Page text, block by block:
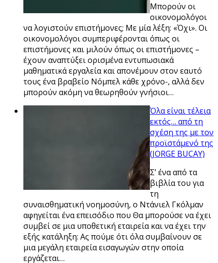
Μπορούν οι
οικονομολόγοι
να λογιστούν επιστήμονες; Με μία λέξη: «Όχι». Οι
οικονομολόγοι συμπεριφέρονται όπως οι
επιστήμονες και μιλούν όπως οι επιστήμονες –
έχουν αναπτύξει ορισμένα εντυπωσιακά
μαθηματικά εργαλεία και απονέμουν στον εαυτό
τους ένα βραβείο Νόμπελ κάθε χρόνο-, αλλά δεν
μπορούν ακόμη να θεωρηθούν γνήσιοι…
Όλα είναι τέλεια
εκτός… από τη
σχέση της με τον
προϊστάμενό της
(JORGE BUCAY)
Σ’ ένα από τα
βιβλία του για
τη
συναισθηματική νοημοσύνη, ο Ντάνιελ Γκόλμαν
αφηγείται ένα επεισόδιο που Θα μπορούσε να έχει
συμβεί σε μια υποθετική εταιρεία και να έχει την
εξής κατάληξη: Ας πούμε ότι όλα συμβαίνουν σε
μια μεγάλη εταιρεία εισαγωγών στην οποία
εργάζεται…